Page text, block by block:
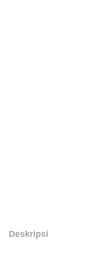
Deskripsi